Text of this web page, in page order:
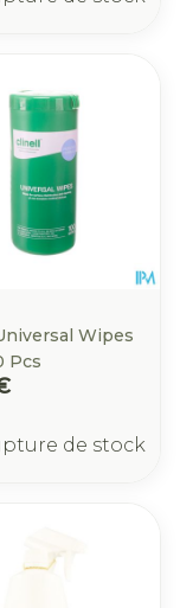
Wipes
Pcs
de stock